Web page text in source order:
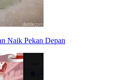
Naik Pekan Depan